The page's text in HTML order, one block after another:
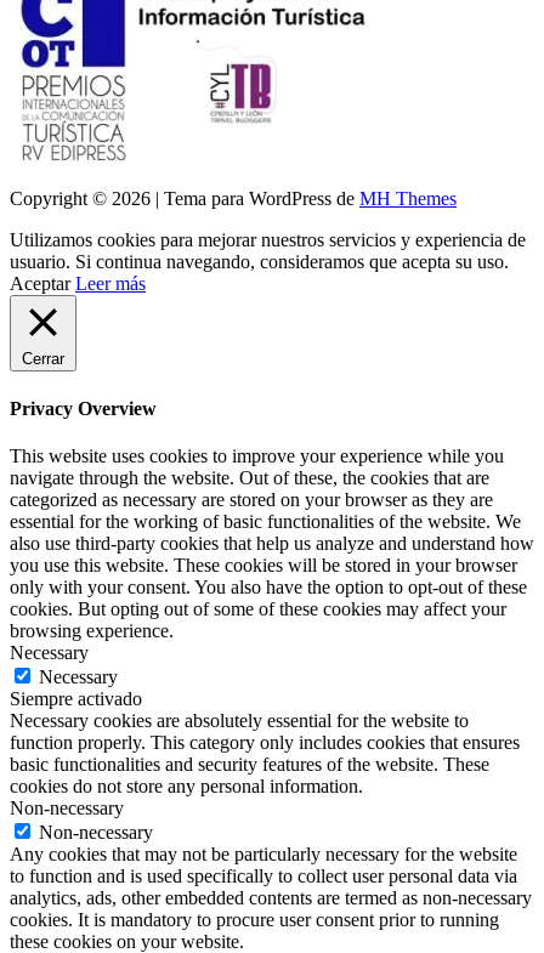
Copyright © 2026 | Tema para WordPress de MH Themes
Utilizamos cookies para mejorar nuestros servicios y experiencia de
usuario. Si continua navegando, consideramos que acepta su uso.
Aceptar Leer más
Cerrar
Privacy Overview
This website uses cookies to improve your experience while you
navigate through the website. Out of these, the cookies that are
categorized as necessary are stored on your browser as they are
essential for the working of basic functionalities of the website. We
also use third-party cookies that help us analyze and understand how
you use this website. These cookies will be stored in your browser
only with your consent. You also have the option to opt-out of these
cookies. But opting out of some of these cookies may affect your
browsing experience.
Necessary
Necessary
Siempre activado
Necessary cookies are absolutely essential for the website to
function properly. This category only includes cookies that ensures
basic functionalities and security features of the website. These
cookies do not store any personal information.
Non-necessary
Non-necessary
Any cookies that may not be particularly necessary for the website
to function and is used specifically to collect user personal data via
analytics, ads, other embedded contents are termed as non-necessary
cookies. It is mandatory to procure user consent prior to running
these cookies on your website.